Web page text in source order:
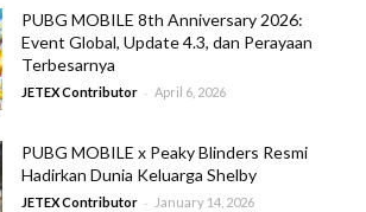
PUBG MOBILE 8th Anniversary 2026:
Event Global, Update 4.3, dan Perayaan
Terbesarnya
JETEX Contributor - April 6, 2026
PUBG MOBILE x Peaky Blinders Resmi
Hadirkan Dunia Keluarga Shelby
JETEX Contributor - January 14, 2026